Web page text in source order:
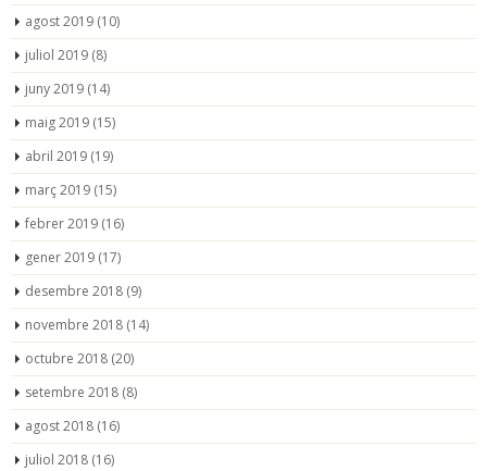
agost 2019 (10)
juliol 2019 (8)
juny 2019 (14)
maig 2019 (15)
abril 2019 (19)
març 2019 (15)
febrer 2019 (16)
gener 2019 (17)
desembre 2018 (9)
novembre 2018 (14)
octubre 2018 (20)
setembre 2018 (8)
agost 2018 (16)
juliol 2018 (16)